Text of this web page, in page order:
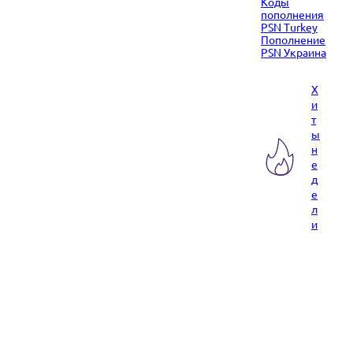
пополнения
PSN Turkey
Пополнение
PSN Украина
Х
и
т
ы
н
е
д
е
л
и